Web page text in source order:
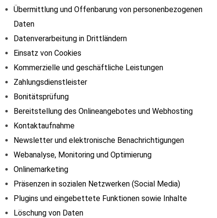
Übermittlung und Offenbarung von personenbezogenen
Daten
Datenverarbeitung in Drittländern
Einsatz von Cookies
Kommerzielle und geschäftliche Leistungen
Zahlungsdienstleister
Bonitätsprüfung
Bereitstellung des Onlineangebotes und Webhosting
Kontaktaufnahme
Newsletter und elektronische Benachrichtigungen
Webanalyse, Monitoring und Optimierung
Onlinemarketing
Präsenzen in sozialen Netzwerken (Social Media)
Plugins und eingebettete Funktionen sowie Inhalte
Löschung von Daten